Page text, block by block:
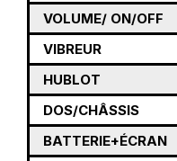
VOLUME/ ON/OFF
VIBREUR
HUBLOT
DOS/CHÂSSIS
BATTERIE+ÉCRAN